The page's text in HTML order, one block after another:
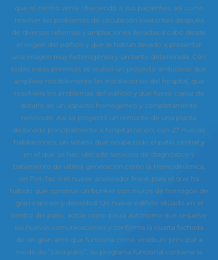
que el centro venía ofreciendo a sus pacientes, así como
resolver los problemas de circulación existentes después
de diversas reformas y ampliaciones llevadas a cabo desde
el origen del edificio y que le habían llevado a presentar
una imagen muy heterogénea y un tanto deteriorada. Con
todas estas premisas se realizó un proyecto ambicioso que
ampliase notablemente las instalaciones del hospital, que
resolviera los problemas del edificio y que fuese capaz de
dotarlo de un aspecto homogéneo y completamente
renovado. Así se proyectó un remonte de una planta
destinado principalmente a hospitalización, con 27 nuevas
habitaciones, un sótano que ocupa todo el patio central y
en el que se han ubicado servicios de diagnóstico y
tratamiento de última generación como la Hemodinámica,
un Pet-Tac o el nuevo acelerador lineal, para el que ha
habido que construir un bunker con muros de hormigón de
gran espesor y densidad. Un nuevo edificio situado en el
centro del patio, actúa como pieza autónoma que resuelve
las nuevas comunicaciones y conforma la cuarta fachada
de un gran atrio que funciona como vestíbulo principal a
modo de “casa patio”, su programa funcional contiene la